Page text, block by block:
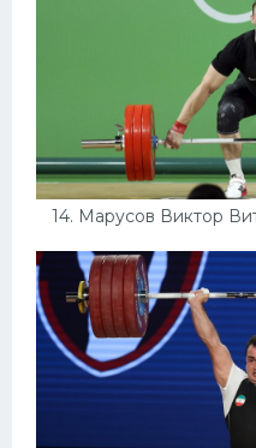
14. Марусов Виктор